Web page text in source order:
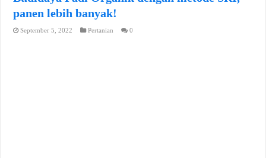
panen lebih banyak!
September 5, 2022 Pertanian 0